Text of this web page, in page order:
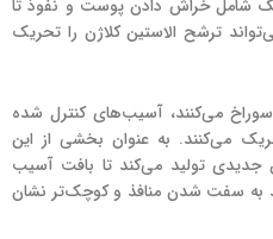
شامل خراش دادن پوست و نفوذ تا
ترشح الاستین کلاژن را تحریک
می‌کنند، آسیب‌های کنترل شده
می‌کنند. به عنوان بخشی از این
جدیدی تولید می‌کند تا بافت آسیب
به سفت شدن منافذ و کوچک‌تر نشان